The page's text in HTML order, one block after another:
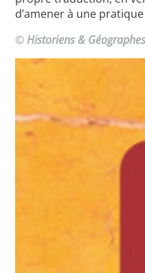
d’amener à une
©Historiens & Géographes